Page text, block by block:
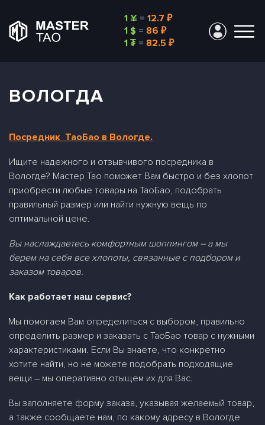
1 ¥ = 12.7 ₽
1 $ = 86 ₽
1 ₮= 82.5 ₽
ВОЛОГДА
Посредник ТаоБао в Вологде.
Ищите надежного и отзывчивого посредника в
Вологде? Мастер Тао поможет Вам быстро и без хлопот
приобрести любые товары на ТаоБао, подобрать
правильный размер или найти нужную вещь по
оптимальной цене.
Вы наслаждаетесь комфортным шоппингом – а мы
берем на себя все хлопоты, связанные с подбором и
заказом товаров.
Как работает наш сервис?
Мы помогаем Вам определиться с выбором, правильно
определить размер и заказать c ТаоБао товар с нужными
характеристиками. Если Вы знаете, что конкретно
хотите найти, но не можете подобрать подходящие
вещи – мы оперативно отыщем их для Вас.
Вы заполняете форму заказа, указывая желаемый товар,
а также сообщаете нам, по какому адресу в Вологде